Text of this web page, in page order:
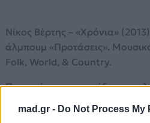
mad.gr - Do Not Process
Νίκος Βέρτης – «Χρόνια»
άλμπουμ «Προτάσεις».
Folk, World, & Country.
Περισσότερα τραγούδια και